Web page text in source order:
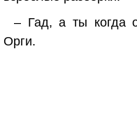
– Гад, а ты когда
Орги.